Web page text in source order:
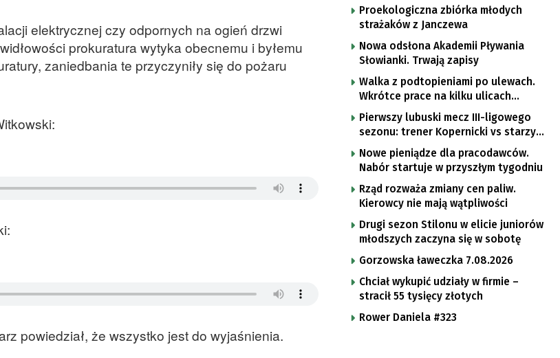
elektrycznej czy odpornych na ogień drzwi
prokuratura wytyka obecnemu i byłemu
zaniedbania te przyczyniły się do pożaru
powiedział, że wszystko jest do wyjaśnienia.
Proekologiczna zbiórka młodych
strażaków z Janczewa
Nowa odsłona Akademii Pływania
Słowianki. Trwają zapisy
Walka z podtopieniami po ulewach.
Wkrótce prace na kilku ulicach
Gorzowa
Pierwszy lubuski mecz III-ligowego
sezonu: trener Kopernicki vs starzy
znajomi
Nowe pieniądze dla pracodawców.
Nabór startuje w przyszłym tygodniu
Rząd rozważa zmiany cen paliw.
Kierowcy nie mają wątpliwości
Drugi sezon Stilonu w elicie juniorów
młodszych zaczyna się w sobotę
Gorzowska ławeczka 7.08.2026
Chciał wykupić udziały w firmie –
stracił 55 tysięcy złotych
Rower Daniela #323